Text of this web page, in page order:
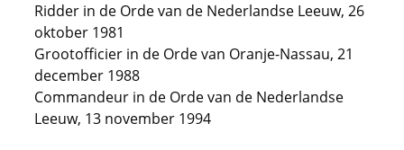
Ridder in de Orde van de Nederlandse Leeuw, 26
oktober 1981
Grootofficier in de Orde van Oranje-Nassau, 21
december 1988
Commandeur in de Orde van de Nederlandse
Leeuw, 13 november 1994